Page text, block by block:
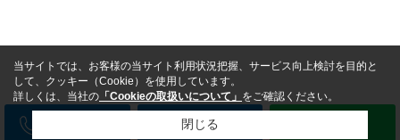
メール
当サイトでは、お客様の当サイト利用状況把握、サービス向上検討を目的と
して、クッキー（Cookie）を使用しています。
詳しくは、当社の 「Cookieの取扱いについて」 をご確認ください。
閉じる